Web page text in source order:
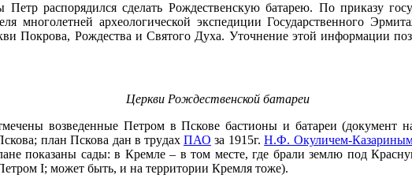
распорядился сделать Рождественскую батарею. По приказу
многолетней археологической экспедиции Государственного
Покрова, Рождества и Святого Духа. Уточнение этой информации
Церкви Рождественской батареи
возведенные Петром в Пскове бастионы и батареи (документ
план Пскова дан в трудах ПАО за 1915г.Н.Ф. Окуличем-
показаны сады: в Кремле – в том месте, где брали землю под
I; может быть, и на территории Кремля тоже).